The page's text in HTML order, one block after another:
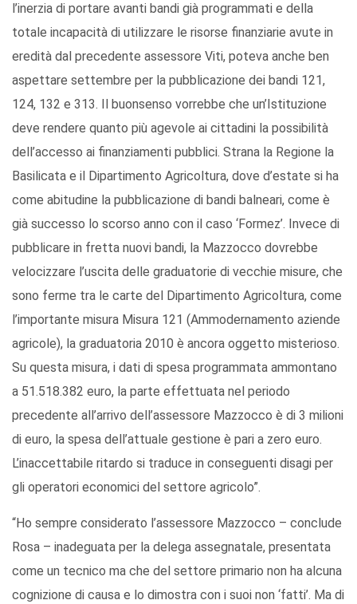
l’inerzia di portare avanti bandi già programmati e della
totale incapacità di utilizzare le risorse finanziarie avute in
eredità dal precedente assessore Viti, poteva anche ben
aspettare settembre per la pubblicazione dei bandi 121,
124, 132 e 313. Il buonsenso vorrebbe che un’Istituzione
deve rendere quanto più agevole ai cittadini la possibilità
dell’accesso ai finanziamenti pubblici. Strana la Regione la
Basilicata e il Dipartimento Agricoltura, dove d’estate si ha
come abitudine la pubblicazione di bandi balneari, come è
già successo lo scorso anno con il caso ‘Formez’. Invece di
pubblicare in fretta nuovi bandi, la Mazzocco dovrebbe
velocizzare l’uscita delle graduatorie di vecchie misure, che
sono ferme tra le carte del Dipartimento Agricoltura, come
l’importante misura Misura 121 (Ammodernamento aziende
agricole), la graduatoria 2010 è ancora oggetto misterioso.
Su questa misura, i dati di spesa programmata ammontano
a 51.518.382 euro, la parte effettuata nel periodo
precedente all’arrivo dell’assessore Mazzocco è di 3 milioni
di euro, la spesa dell’attuale gestione è pari a zero euro.
L’inaccettabile ritardo si traduce in conseguenti disagi per
gli operatori economici del settore agricolo”.
“Ho sempre considerato l’assessore Mazzocco – conclude
Rosa – inadeguata per la delega assegnatale, presentata
come un tecnico ma che del settore primario non ha alcuna
cognizione di causa e lo dimostra con i suoi non ‘fatti’. Ma di